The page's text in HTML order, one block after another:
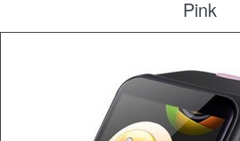
Pink